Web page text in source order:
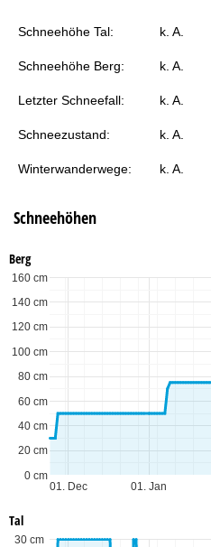
Schneehöhe Tal: k. A.
Schneehöhe Berg: k. A.
Letzter Schneefall: k. A.
Schneezustand: k. A.
Winterwanderwege: k. A.
Schneehöhen
Berg
01. Dec 01. Jan
0 cm
20 cm
40 cm
60 cm
80 cm
100 cm
120 cm
140 cm
160 cm
Tal
30 cm